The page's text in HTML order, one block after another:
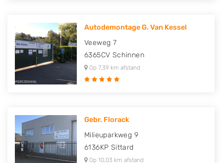
Autodemontage G. Van Kessel
Veeweg 7
6365CV Schinnen
Op 7,39 km afstand
Gebr. Florack
Milieuparkweg 9
6136KP Sittard
Op 10,03 km afstand